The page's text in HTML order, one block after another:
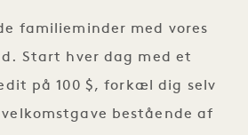
familieminder med vores
Start hver dag med et
på 100 $, forkæl dig selv
bestående af